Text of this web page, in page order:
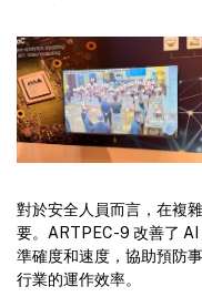
對於安全人員而言，在複
要。ARTPEC-9 改善了
準確度和速度，協助預防
行業的運作效率。